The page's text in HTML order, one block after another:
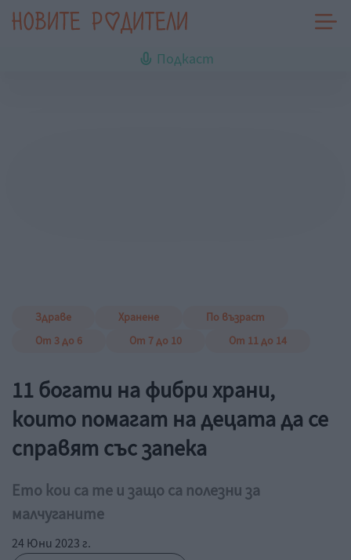
Подкаст
Здраве Хранене
По възраст
От 3 до 6
От 7 до 10 От 11 до 14
11 богати на фибри храни,
които помагат на децата да се
справят със запека
Ето кои са те и защо са полезни за
малчуганите
24 Юни 2023 г.